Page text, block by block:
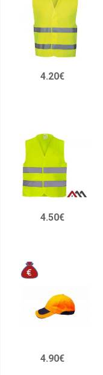
4.20€
4.50€
4.90€